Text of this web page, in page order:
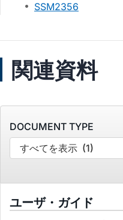
SSM2356
関連資料
DOCUMENT TYPE
すべてを表示 (1)
ユーザ・ガイド